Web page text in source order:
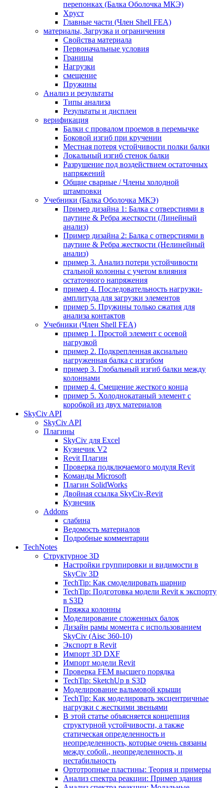
перепонках (Балка Оболочка МКЭ)
Хруст
Главные части (Член Shell FEA)
материалы, Загрузка и ограничения
Свойства материала
Первоначальные условия
Границы
Нагрузки
смещение
Пружины
Анализ и результаты
Типы анализа
Результаты и дисплеи
верификация
Балки с провалом проемов в перемычке
Боковой изгиб при кручении
Местная потеря устойчивости полки балки
Локальный изгиб стенок балки
Разрушение под воздействием остаточных
напряжений
Общие сварные / Члены холодной
штамповки
Учебники (Балка Оболочка МКЭ)
Пример дизайна 1: Балка с отверстиями в
паутине & Ребра жесткости (Линейный
анализ)
Пример дизайна 2: Балка с отверстиями в
паутине & Ребра жесткости (Нелинейный
анализ)
пример 3. Анализ потери устойчивости
стальной колонны с учетом влияния
остаточного напряжения
пример 4. Последовательность нагрузки-
амплитуда для загрузки элементов
пример 5. Пружины только сжатия для
анализа контактов
Учебники (Член Shell FEA)
пример 1. Простой элемент с осевой
нагрузкой
пример 2. Подкрепленная аксиально
нагруженная балка с изгибом
пример 3. Глобальный изгиб балки между
колоннами
пример 4. Смещение жесткого конца
пример 5. Холоднокатаный элемент с
коробкой из двух материалов
SkyCiv API
SkyCiv API
Плагины
SkyCiv для Excel
Кузнечик V2
Revit Плагин
Проверка подключаемого модуля Revit
Команды Microsoft
Плагин SolidWorks
Двойная ссылка SkyCiv-Revit
Кузнечик
Addons
слабина
Ведомость материалов
Подробные комментарии
TechNotes
Структурное 3D
Настройки группировки и видимости в
SkyCiv 3D
TechTip: Как смоделировать шарнир
TechTip: Подготовка модели Revit к экспорту
в S3D
Пряжка колонны
Моделирование сложенных балок
Дизайн рамы момента с использованием
SkyCiv (Aisc 360-10)
Экспорт в Revit
Импорт 3D DXF
Импорт модели Revit
Проверка FEM высшего порядка
TechTip: SketchUp в S3D
Моделирование вальмовой крыши
TechTip: Как моделировать эксцентричные
нагрузки с жесткими звеньями
В этой статье объясняется концепция
структурной устойчивости, а также
статическая определенность и
неопределенность, которые очень связаны
между собой., неопределенность, и
нестабильность
Ортотропные пластины: Теория и примеры
Анализ спектра реакции: Пример здания